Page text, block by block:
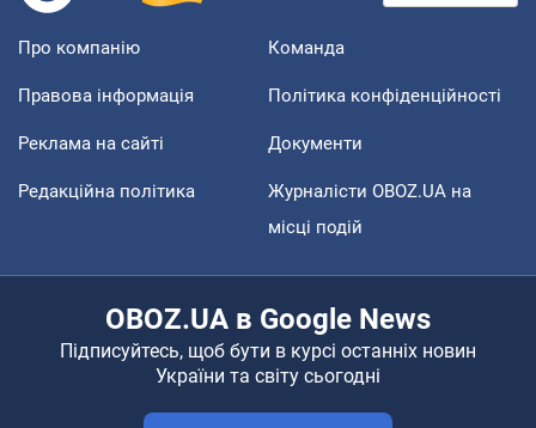
Про компанію Команда
Правова інформація Політика конфіденційності
Реклама на сайті Документи
Редакційна політика
Журналісти OBOZ.UA на
місці подій
OBOZ.UA в Google News
Підписуйтесь, щоб бути в курсі останніх новин
України та світу сьогодні